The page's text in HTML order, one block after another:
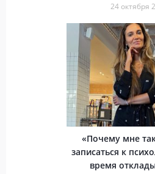
24 октября
⁣«Почему мне
записаться к
время